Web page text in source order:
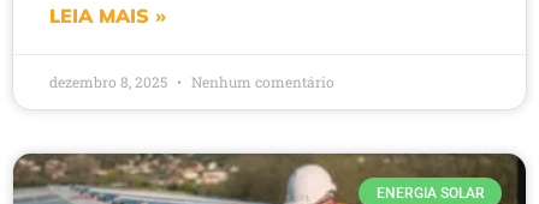
LEIA MAIS »
dezembro 8, 2025 Nenhum comentário
ENERGIA SOLAR